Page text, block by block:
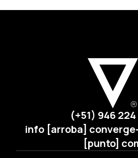
(+51) 946 224
info [arroba]
[punto]